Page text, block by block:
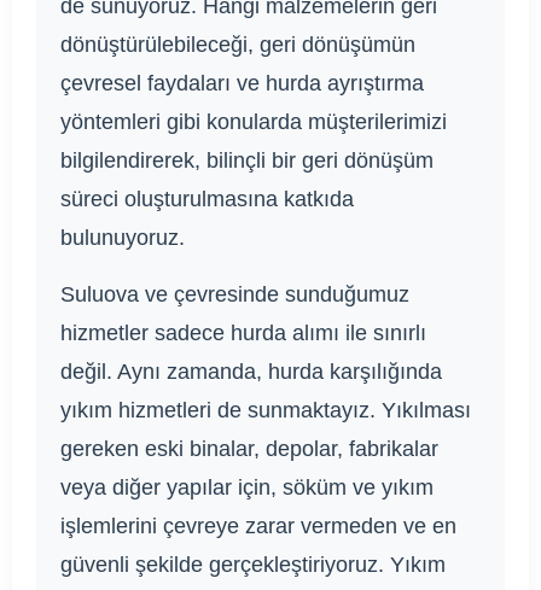
de sunuyoruz. Hangi malzemelerin geri
dönüştürülebileceği, geri dönüşümün
çevresel faydaları ve hurda ayrıştırma
yöntemleri gibi konularda müşterilerimizi
bilgilendirerek, bilinçli bir geri dönüşüm
süreci oluşturulmasına katkıda
bulunuyoruz.
Suluova ve çevresinde sunduğumuz
hizmetler sadece hurda alımı ile sınırlı
değil. Aynı zamanda, hurda karşılığında
yıkım hizmetleri de sunmaktayız. Yıkılması
gereken eski binalar, depolar, fabrikalar
veya diğer yapılar için, söküm ve yıkım
işlemlerini çevreye zarar vermeden ve en
güvenli şekilde gerçekleştiriyoruz. Yıkım